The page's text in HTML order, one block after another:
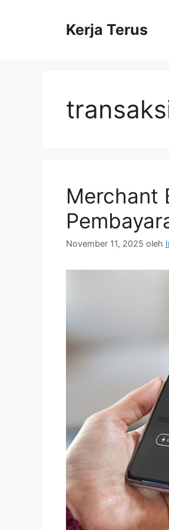
Kerja Terus
Merchant
November 11, 2025 oleh